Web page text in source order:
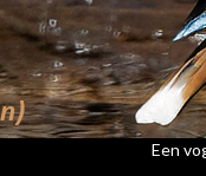
Een